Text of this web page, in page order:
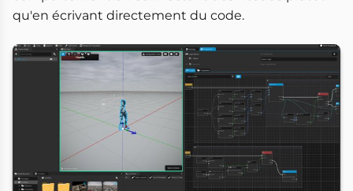
qu'en écrivant directement du code.